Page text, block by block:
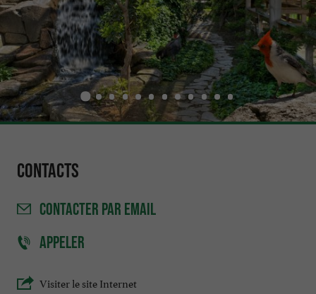
Contacts
CONTACTER PAR EMAIL
APPELER
Visiter le site Internet